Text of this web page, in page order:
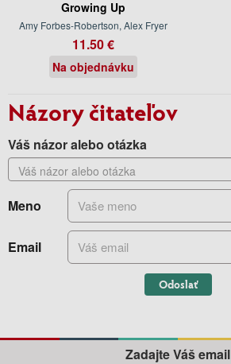
Growing Up
Amy Forbes-Robertson, Alex Fryer
11.50 €
Na objednávku
Názory čitateľov
Váš názor alebo otázka
Meno
Email
Odoslať
Zadajte Váš email